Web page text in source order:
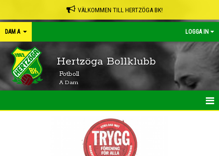
VÄLKOMMEN TILL HERTZÖGA BK!
DAM A LOGGA IN
Hertzöga Bollklubb
Fotboll
A Dam